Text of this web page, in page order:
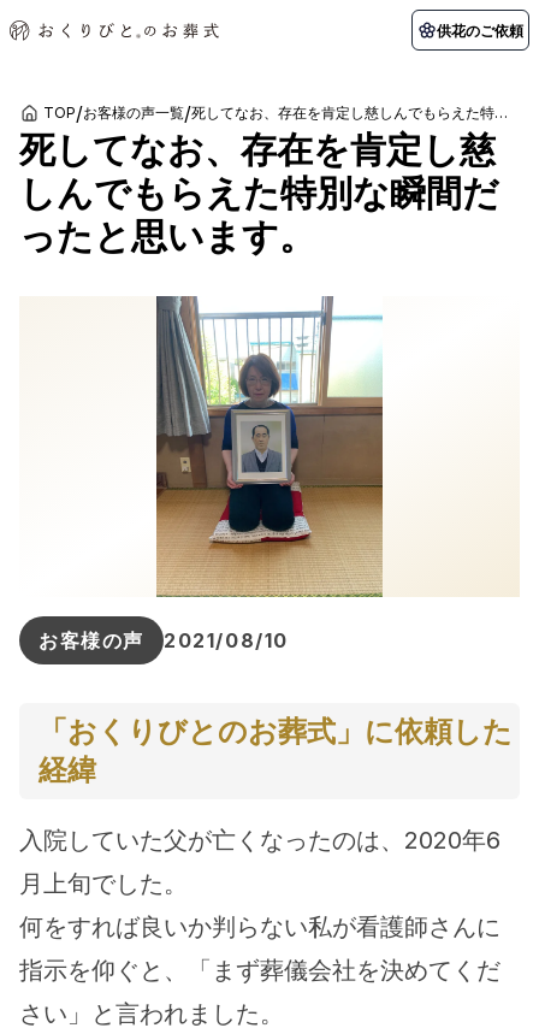
供花のご依頼
初めての方へ
初めての方へ 納棺の儀とは？
葬儀の流れ 会員制度
採用情報
店舗用地募集
関東エリア
東京都
神奈川県
函館市
お客様の声
ご葬儀事例 お客様の声
よくある質問
葬儀の知識
葬儀の知識 供花のご依頼
TOP/お客様の声一覧/ 死してなお、存在を肯定し慈しんでもらえた特別な瞬間だったと思います。
死してなお、存在を肯定し慈
しんでもらえた特別な瞬間だ
ったと思います。
お客様の声 2021/08/10
「おくりびとのお葬式」に依頼した
経緯
入院していた父が亡くなったのは、2020年6
月上旬でした。
何をすれば良いか判らない私が看護師さんに
指示を仰ぐと、「まず葬儀会社を決めてくだ
さい」と言われました。